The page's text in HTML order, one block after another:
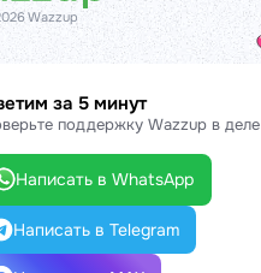
Wazzup
за 5 минут
поддержку Wazzup в деле
Написать в WhatsApp
Написать в Telegram